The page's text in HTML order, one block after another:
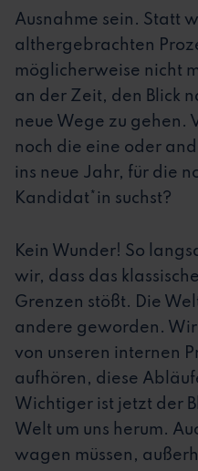
Ausnahme sein. Statt
althergebrachten
möglicherweise nicht
an der Zeit, den Blick
neue Wege zu gehen.
noch die eine oder
ins neue Jahr, für die
Kandidat*in suchst?
Kein Wunder! So
wir, dass das
Grenzen stößt. Die
andere geworden. Wir
von unseren internen
aufhören, diese
Wichtiger ist jetzt der
Welt um uns herum.
wagen müssen,